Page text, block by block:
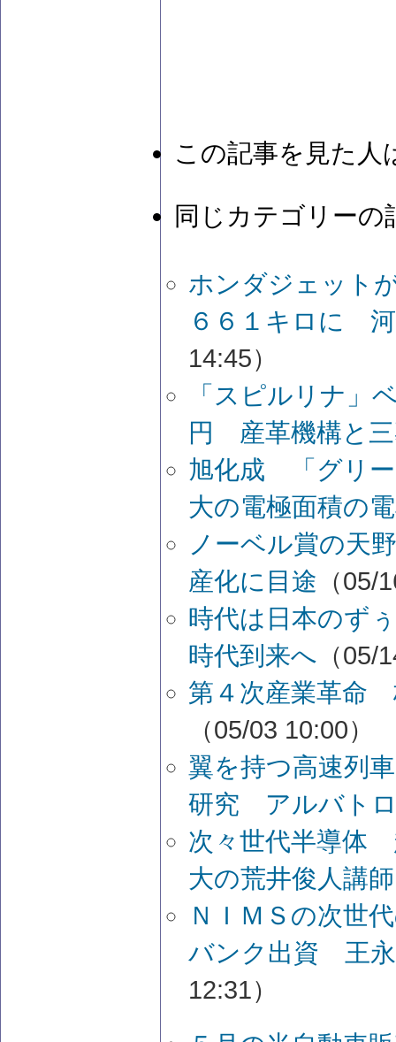
この記事を見た人
同じカテゴリーの
ホンダジェット
６６１キロに
14:45）
「スピルリナ」
円 産革機構と
旭化成 「グリ
大の電極面積の
ノーベル賞の天
産化に目途 （05/
時代は日本のず
時代到来へ （05/
第４次産業革命
（05/03 10:00）
翼を持つ高速列
研究 アルバト
次々世代半導体
大の荒井俊人講
ＮＩＭＳの次世
バンク出資 王永
12:31）